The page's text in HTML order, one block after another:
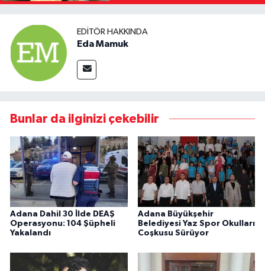
EDITÖR HAKKINDA
Eda Mamuk
Bunlar da ilginizi çekebilir
Adana Dahil 30 İlde DEAŞ
Operasyonu: 104 Şüpheli
Yakalandı
Adana Büyükşehir
Belediyesi Yaz Spor Okulları
Coşkusu Sürüyor